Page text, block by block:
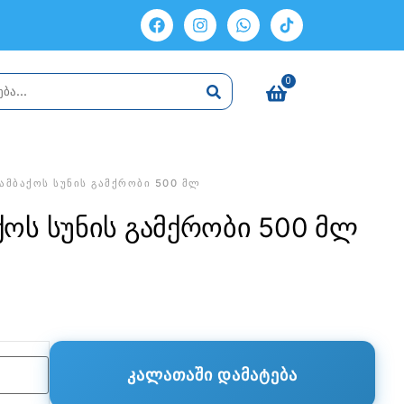
0
ᲡᲣᲜᲘᲡ ᲒᲐᲛᲥᲠᲝᲑᲘ 500 ᲛᲚ
სუნის გამქრობი 500 მლ
ᲙᲐᲚᲐᲗᲐᲨᲘ ᲓᲐᲛᲐᲢᲔᲑᲐ